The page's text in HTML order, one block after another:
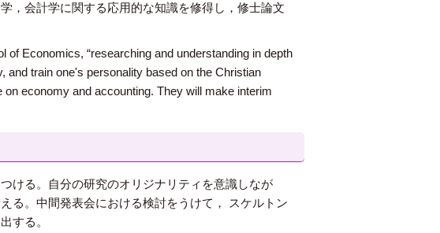
，会計学に関する応用的な知識を修得し，修士論文
Economics, “researching and understanding in depth
train one's personality based on the Christian
economy and accounting. They will make interim
ける。自分の研究のオリジナリティを意識しなが
る。中間発表会における検討をうけて， スケルトン
する。